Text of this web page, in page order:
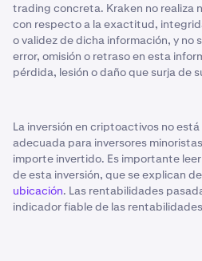
trading concreta. Kraken no realiza
con respecto a la exactitud,
o validez de dicha información, y no
error, omisión o retraso en esta
pérdida, lesión o daño que surja de
La inversión en criptoactivos no
adecuada para inversores
importe invertido. Es importante
de esta inversión, que se explican
ubicación. Las rentabilidades
indicador fiable de las